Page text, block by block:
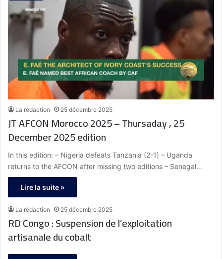
La rédaction 25 décembre 2025
JT AFCON Morocco 2025 – Thursaday , 25
December 2025 edition
In this edition: – Nigeria defeats Tanzania (2-1) – Uganda
returns to the AFCON after missing two editions – Senegal…
Lire la suite »
La rédaction 25 décembre 2025
RD Congo : Suspension de l’exploitation
artisanale du cobalt